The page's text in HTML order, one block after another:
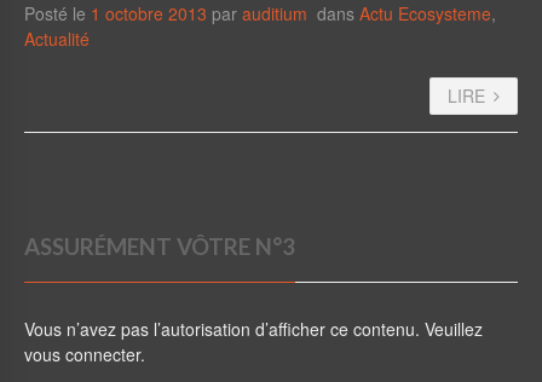
Posté le 1 octobre 2013 par auditium dans Actu Ecosysteme,
Actualité
LIRE
ASSURÉMENT VÔTRE N°3
Vous n’avez pas l’autorisation d’afficher ce contenu. Veuillez
vous connecter.